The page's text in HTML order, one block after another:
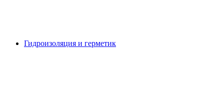
Гидроизоляция и герметик